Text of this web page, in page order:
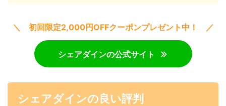
＼ 初回限定2,000円OFFクーポンプレゼント中！ ／
シェアダインの公式サイト
シェアダインの良い評判